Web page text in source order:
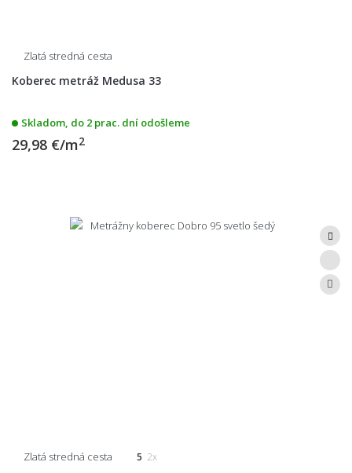
Zlatá stredná cesta
Koberec metráž Medusa 33
Skladom, do 2 prac. dní odošleme
29,98 €/m2
Zlatá stredná cesta 5 2x